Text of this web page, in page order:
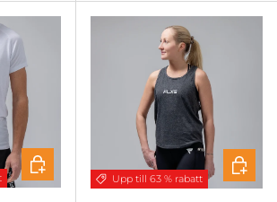
Välj alternativ
Upp till 63 % rabatt
Välj